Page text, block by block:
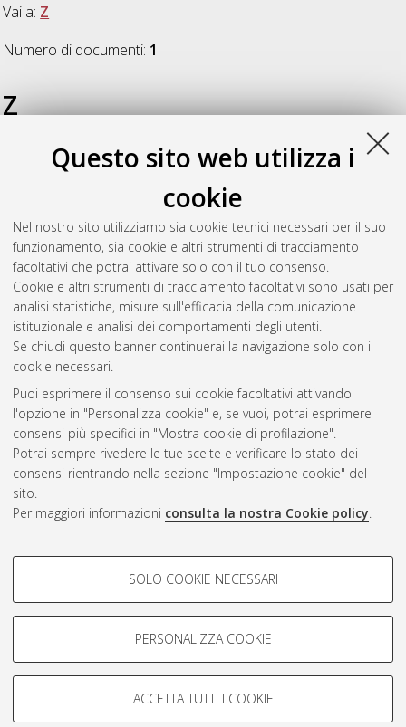
Questo sito web utilizza i
cookie
Nel nostro sito utilizziamo sia cookie tecnici necessari per il suo
funzionamento, sia cookie e altri strumenti di tracciamento
facoltativi che potrai attivare solo con il tuo consenso.
Cookie e altri strumenti di tracciamento facoltativi sono usati per
analisi statistiche, misure sull'efficacia della comunicazione
istituzionale e analisi dei comportamenti degli utenti.
Se chiudi questo banner continuerai la navigazione solo con i
cookie necessari.
Puoi esprimere il consenso sui cookie facoltativi attivando
l'opzione in "Personalizza cookie" e, se vuoi, potrai esprimere
consensi più specifici in "Mostra cookie di profilazione".
Potrai sempre rivedere le tue scelte e verificare lo stato dei
consensi rientrando nella sezione "Impostazione cookie" del
sito.
Per maggiori informazioni consulta la nostra Cookie policy.
COOKIE DI PROFILAZIONE -
Si tratta di cookie utilizzati per analizzare le caratteristiche della
navigazione degli utenti, creare profili in base al loro comportamento
Mostra cookie di profilazione
COOKIE TECNICI - NECESSARI
SOLO COOKIE NECESSARI
PERSONALIZZA COOKIE
ACCETTA TUTTI I COOKIE
Vai a: Z
Numero di documenti: 1.
Z
Zhou, Xin(2022)Confronto dei metodi di conservazione della
carta fra Italia e Cina : indagini scientifiche e tecniche di
restauro per il materiale cartaceo, [Dissertation thesis], Alma
Mater Studiorum Università di Bologna. Dottorato di ricerca in
Beni culturali e ambientali , 34 Ciclo. DOI
10.48676/unibo/amsdottorato/10051.
Questa lista e' stata generata ilSat Aug 8 20:34:08 2026
Atom
Rss 1.0
Rss 2.0
ISSN: 2038-7946
Impostazioni Cookie
Informativa sulla privacy
Condizioni d’uso del sito